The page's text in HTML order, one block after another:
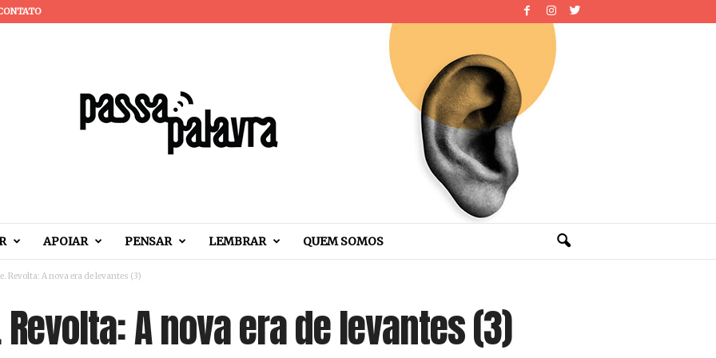
APOIAR PENSAR LEMBRAR QUEM SOMOS
Revolta: A nova era de levantes (3)
Revolta: A nova era de levantes (3)